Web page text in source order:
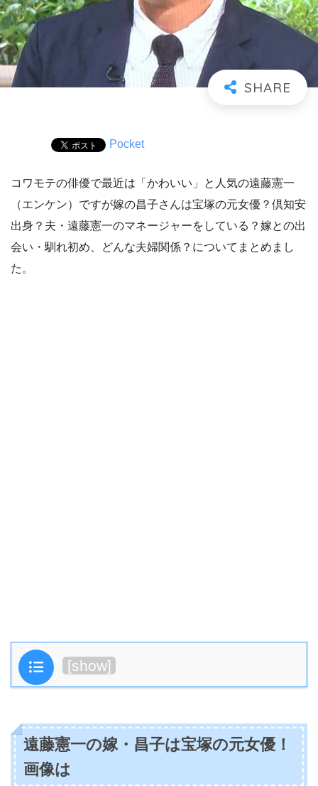
Pocket
コワモテの俳優で最近は「かわいい」と人気の遠藤憲一
（エンケン）ですが嫁の昌子さんは宝塚の元女優？倶知安
出身？夫・遠藤憲一のマネージャーをしている？嫁との出
会い・馴れ初め、どんな夫婦関係？についてまとめまし
た。
目次 [show]
遠藤憲一の嫁・昌子は宝塚の元女優！
画像は